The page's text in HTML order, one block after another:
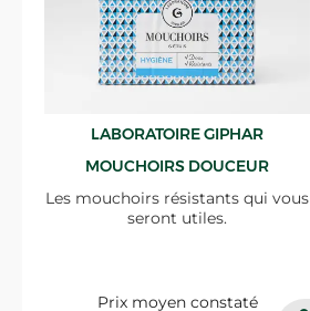
LABORATOIRE GIPHAR
MOUCHOIRS DOUCEUR
Les mouchoirs résistants qui vous
seront utiles.
Prix moyen constaté